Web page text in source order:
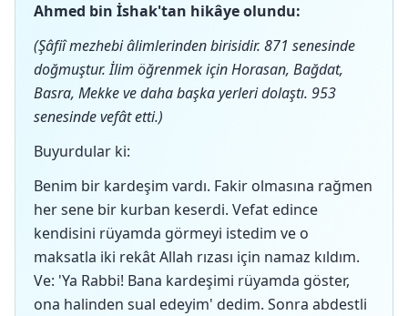
Ahmed bin İshak'tan hikâye olundu:
(Şâfiî mezhebi âlimlerinden birisidir. 871 senesinde
doğmuştur. İlim öğrenmek için Horasan, Bağdat,
Basra, Mekke ve daha başka yerleri dolaştı. 953
senesinde vefât etti.)
Buyurdular ki:
Benim bir kardeşim vardı. Fakir olmasına rağmen
her sene bir kurban keserdi. Vefat edince
kendisini rüyamda görmeyi istedim ve o
maksatla iki rekât Allah rızası için namaz kıldım.
Ve: 'Ya Rabbi! Bana kardeşimi rüyamda göster,
ona halinden sual edeyim' dedim. Sonra abdestli